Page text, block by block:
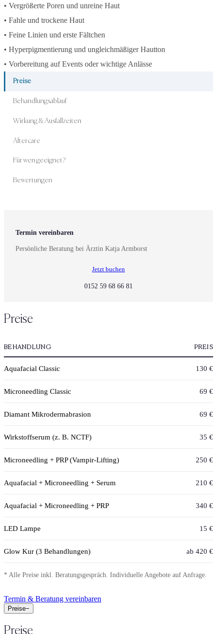
• Vergrößerte Poren und unreine Haut
• Fahle und trockene Haut
• Feine Linien und erste Fältchen
• Hyperpigmentierung und ungleichmäßiger Hautton
• Vorbereitung auf Events oder wichtige Anlässe
Preise
Behandlungsablauf
Wirkung & Ausfallzeiten
Aftercare
Für wen geeignet?
Bewertungen
Termin vereinbaren
Persönliche Beratung bei Ärztin Katja Armborst
Jetzt buchen
0152 59 68 66 81
Preise
BEHANDLUNG PREIS
Aquafacial Classic 130 €
Microneedling Classic 69 €
Diamant Mikrodermabrasion 69 €
Wirkstoffserum (z. B. NCTF) 35 €
Microneedling + PRP (Vampir-Lifting) 250 €
Aquafacial + Microneedling + Serum 210 €
Aquafacial + Microneedling + PRP 340 €
LED Lampe 15 €
Glow Kur (3 Behandlungen) ab 420 €
* Alle Preise inkl. Beratungsgespräch. Individuelle Angebote auf Anfrage.
Termin & Beratung vereinbaren
Preise−
Preise